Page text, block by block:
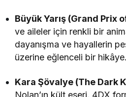
Büyük Yarış (Grand Prix
ve aileler için renkli bir
dayanışma ve hayallerin
üzerine eğlenceli bir hikâye.
Kara Şövalye (The Dark
Nolan’ın kült eseri, 4DX